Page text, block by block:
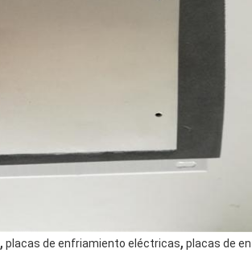
, placas de enfriamiento eléctricas, placas de